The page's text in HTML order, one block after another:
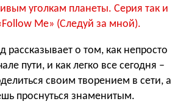
уголкам планеты. Серия так и
Me» (Следуй за мной).
рассказывает о том, как непросто
пути, и как легко все сегодня –
своим творением в сети, а
проснуться знаменитым.